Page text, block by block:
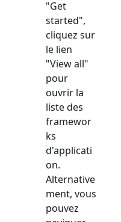
"Get
started",
cliquez sur
le lien
"View all"
pour
ouvrir la
liste des
framewor
ks
d'applicati
on.
Alternative
ment, vous
pouvez